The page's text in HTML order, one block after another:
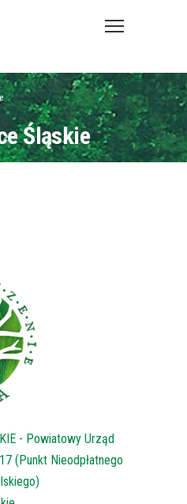
Śląskie
- Powiatowy Urząd
(Punkt Nieodpłatnego